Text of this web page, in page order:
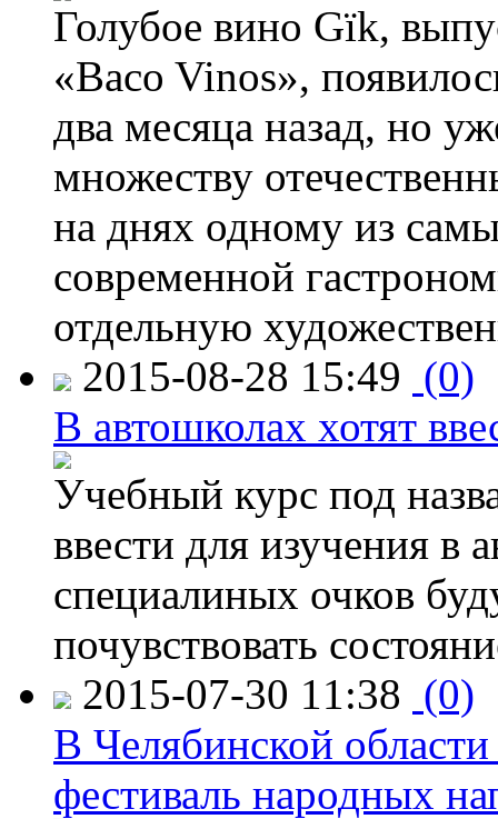
Голубое вино Gïk,
«Baco Vinos»,
два месяца назад, но
множеству
на днях одному из
современной
отдельную
2015-08-28 15:49 (0)
В автошколах хотят
Учебный курс под
ввести для изучения
специалиных очков
почувствовать
2015-07-30 11:38 (0)
В Челябинской
фестиваль народных